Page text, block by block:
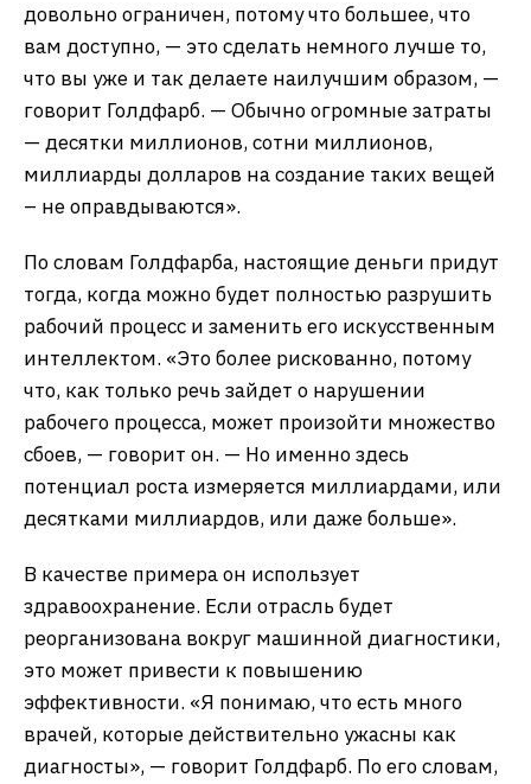
довольно ограничен, потому что большее, что
вам доступно, — это сделать немного лучше то,
что вы уже и так делаете наилучшим образом, —
говорит Голдфарб. — Обычно огромные затраты
— десятки миллионов, сотни миллионов,
миллиарды долларов на создание таких вещей
– не оправдываются».
По словам Голдфарба, настоящие деньги придут
тогда, когда можно будет полностью разрушить
рабочий процесс и заменить его искусственным
интеллектом. «Это более рискованно, потому
что, как только речь зайдет о нарушении
рабочего процесса, может произойти множество
сбоев, — говорит он. — Но именно здесь
потенциал роста измеряется миллиардами, или
десятками миллиардов, или даже больше».
В качестве примера он использует
здравоохранение. Если отрасль будет
реорганизована вокруг машинной диагностики,
это может привести к повышению
эффективности. «Я понимаю, что есть много
врачей, которые действительно ужасны как
диагносты», — говорит Голдфарб. По его словам,